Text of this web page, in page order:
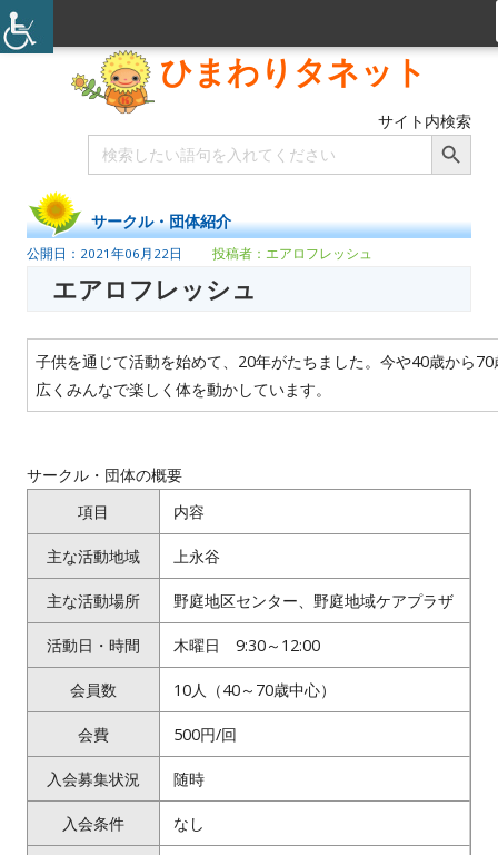
ひまわりタネット
サイト内検索
Search
for:
Search Button
サークル・団体紹介
2021年06月22日 エアロフレッシュ
エアロフレッシュ
子供を通じて活動を始めて、20年がたちました。今や40歳から
広くみんなで楽しく体を動かしています。
サークル・団体の概要
項目
内容
主な活動地域 上永谷
主な活動場所 野庭地区センター、野庭地域ケアプラザ
活動日・時間 木曜日 9:30～12:00
会員数 10人（40～70歳中心）
会費 500円/回
入会募集状況 随時
入会条件 なし